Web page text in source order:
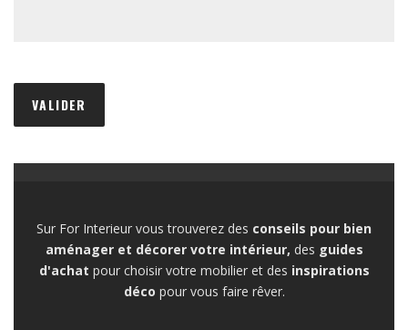
Sur For Interieur vous trouverez des conseils pour bien
aménager et décorer votre intérieur, des guides
d'achat pour choisir votre mobilier et des inspirations
déco pour vous faire rêver.